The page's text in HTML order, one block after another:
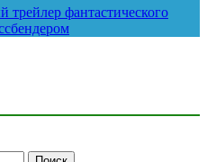
фантастического